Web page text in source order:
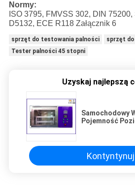
Normy:
ISO 3795, FMVSS 302, DIN
D5132, ECE R118 Załącznik 6
sprzęt do testowania palności
sprzęt
Tester palności 45 stopni
Uzyskaj najlepszą
Samochodowy
Pojemność
Kontyntynuj